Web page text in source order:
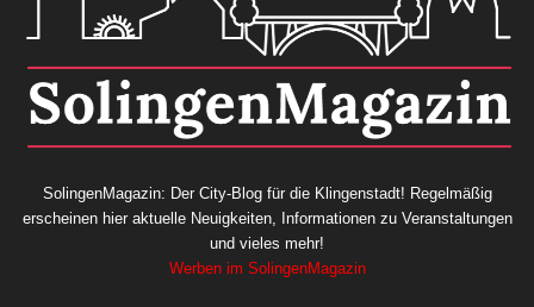
SolingenMagazin: Der City-Blog für die Klingenstadt! Regelmäßig
erscheinen hier aktuelle Neuigkeiten, Informationen zu Veranstaltungen
und vieles mehr!
Werben im SolingenMagazin